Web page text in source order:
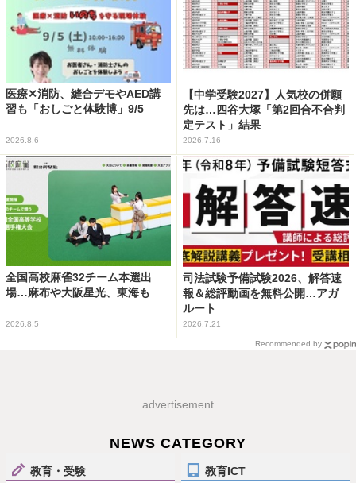
医療✕消防、縫合デモやAED講
習も「おしごと体験博」9/5
2026.8.6
【中学受験2027】人気校の併願
先は…四谷大塚「第2回合不合判
定テスト」結果
2026.7.16
全国高校麻雀32チーム本選出
場…麻布や大阪星光、東海も
2026.8.5
司法試験予備試験2026、解答速
報＆総評動画を無料公開…アガ
ルート
2026.7.21
Recommended by
advertisement
NEWS CATEGORY
教育・受験 教育ICT